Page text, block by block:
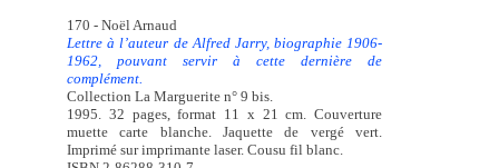
170 - Noël Arnaud
Lettre à l’auteur de Alfred Jarry, biographie 1906-
1962, pouvant servir à cette dernière de
complément.
Collection La Marguerite n° 9 bis.
1995. 32 pages, format 11 x 21 cm. Couverture
muette carte blanche. Jaquette de vergé vert.
Imprimé sur imprimante laser. Cousu fil blanc.